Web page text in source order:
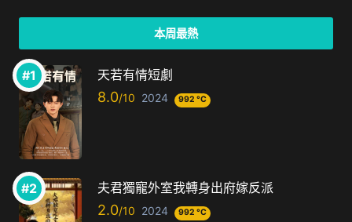
本周最熱
天若有情短劇
8.0 2024 992 °C
夫君獨寵外室我轉身出府嫁反派
2.0 2024 992 °C